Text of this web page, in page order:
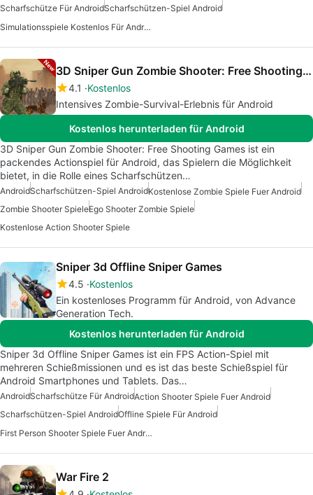
Scharfschütze Für AndroidScharfschützen-Spiel Android
Simulationsspiele Kostenlos Für Android
3D Sniper Gun Zombie Shooter: Free Shooting Games
4.1
Kostenlos
Intensives Zombie-Survival-Erlebnis für Android
Kostenlos herunterladen für Android
3D Sniper Gun Zombie Shooter: Free Shooting Games ist ein
packendes Actionspiel für Android, das Spielern die Möglichkeit
bietet, in die Rolle eines Scharfschützen…
AndroidScharfschützen-Spiel AndroidKostenlose Zombie Spiele Fuer Android
Zombie Shooter SpieleEgo Shooter Zombie Spiele
Kostenlose Action Shooter Spiele
Sniper 3d Offline Sniper Games
4.5 Kostenlos
Ein kostenloses Programm für Android, von Advance
Generation Tech.
Kostenlos herunterladen für Android
Sniper 3d Offline Sniper Games ist ein FPS Action-Spiel mit
mehreren Schießmissionen und es ist das beste Schießspiel für
Android Smartphones und Tablets. Das…
AndroidScharfschütze Für AndroidAction Shooter Spiele Fuer Android
Scharfschützen-Spiel AndroidOffline Spiele Für Android
First Person Shooter Spiele Fuer Android
War Fire 2